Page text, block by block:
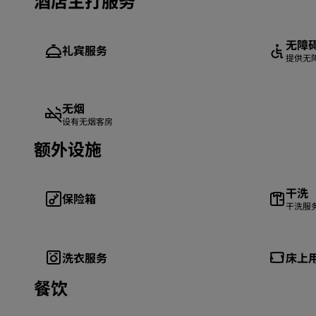
礼宾服务 无障
提供无
无烟
设有无烟客房
额外设施
保险箱 干洗
干洗服
洗衣服务 床上
餐饮